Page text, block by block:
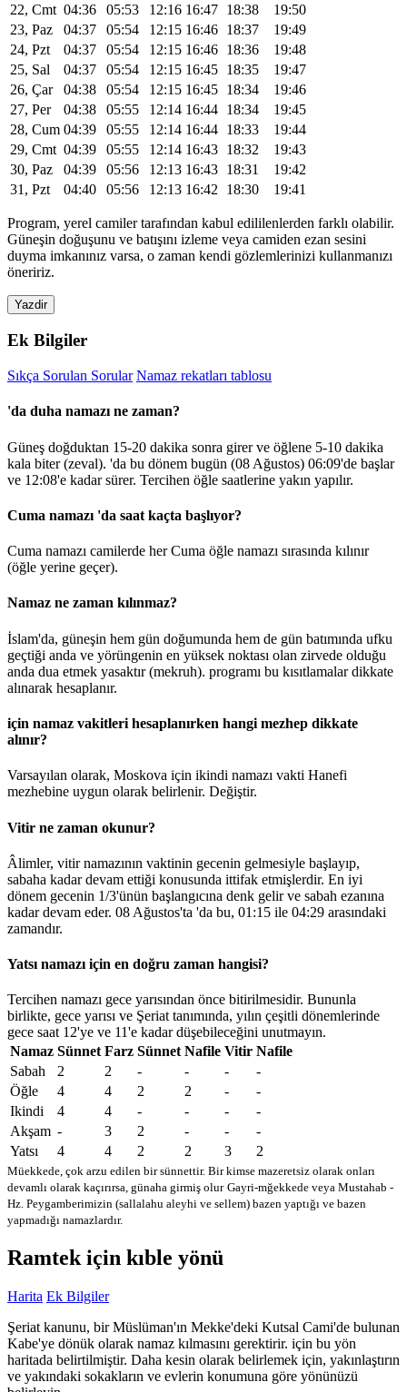
22, Cmt 04:36 05:53 12:16 16:47 18:38
19:50
23, Paz
04:37 05:54 12:15 16:46 18:37
19:49
24, Pzt
04:37 05:54 12:15 16:46 18:36
19:48
25, Sal
04:37 05:54 12:15 16:45 18:35
19:47
26, Çar
04:38 05:54 12:15 16:45 18:34
19:46
27, Per
04:38 05:55 12:14 16:44 18:34
19:45
28, Cum 04:39 05:55 12:14 16:44 18:33
19:44
29, Cmt 04:39 05:55 12:14 16:43 18:32
19:43
30, Paz
04:39 05:56 12:13 16:43 18:31
19:42
31, Pzt
04:40 05:56 12:13 16:42 18:30 19:41
Program, yerel camiler tarafından kabul edililenlerden farklı olabilir.
Güneşin doğuşunu ve batışını izleme veya camiden ezan sesini
duyma imkanınız varsa, o zaman kendi gözlemlerinizi kullanmanızı
öneririz.
Yazdir
Ek Bilgiler
Sıkça Sorulan Sorular Namaz rekatları tablosu
'da duha namazı ne zaman?
Güneş doğduktan 15-20 dakika sonra girer ve öğlene 5-10 dakika
kala biter (zeval). 'da bu dönem bugün (08 Ağustos) 06:09'de başlar
ve 12:08'e kadar sürer. Tercihen öğle saatlerine yakın yapılır.
Cuma namazı 'da saat kaçta başlıyor?
Cuma namazı camilerde her Cuma öğle namazı sırasında kılınır
(öğle yerine geçer).
Namaz ne zaman kılınmaz?
İslam'da, güneşin hem gün doğumunda hem de gün batımında ufku
geçtiği anda ve yörüngenin en yüksek noktası olan zirvede olduğu
anda dua etmek yasaktır (mekruh). programı bu kısıtlamalar dikkate
alınarak hesaplanır.
için namaz vakitleri hesaplanırken hangi mezhep dikkate
alınır?
Varsayılan olarak, Moskova için ikindi namazı vakti Hanefi
mezhebine uygun olarak belirlenir. Değiştir.
Vitir ne zaman okunur?
Âlimler, vitir namazının vaktinin gecenin gelmesiyle başlayıp,
sabaha kadar devam ettiği konusunda ittifak etmişlerdir. En iyi
dönem gecenin 1/3'ünün başlangıcına denk gelir ve sabah ezanına
kadar devam eder. 08 Ağustos'ta 'da bu, 01:15 ile 04:29 arasındaki
zamandır.
Yatsı namazı için en doğru zaman hangisi?
Tercihen namazı gece yarısından önce bitirilmesidir. Bununla
birlikte, gece yarısı ve Şeriat tanımında, yılın çeşitli dönemlerinde
gece saat 12'ye ve 11'e kadar düşebileceğini unutmayın.
Namaz Sünnet Farz Sünnet Nafile Vitir Nafile
Sabah
2 2 - - -
-
Öğle
4 4 2 2 -
-
Ikindi
4 4 - - -
-
Akşam - 3 2 - -
-
Yatsı
4 4 2 2 3 2
Müekkede, çok arzu edilen bir sünnettir. Bir kimse mazeretsiz olarak onları
devamlı olarak kaçırırsa, günaha girmiş olur Gayri-mğekkede veya Mustahab -
Hz. Peygamberimizin (sallalahu aleyhi ve sellem) bazen yaptığı ve bazen
yapmadığı namazlardır.
Ramtek için kıble yönü
Harita Ek Bilgiler
Şeriat kanunu, bir Müslüman'ın Mekke'deki Kutsal Cami'de bulunan
Kabe'ye dönük olarak namaz kılmasını gerektirir. için bu yön
haritada belirtilmiştir. Daha kesin olarak belirlemek için, yakınlaştırın
ve yakındaki sokakların ve evlerin konumuna göre yönünüzü